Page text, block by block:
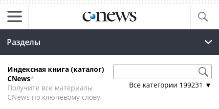
Разделы
Индексная книга (каталог)
CNews*
Получите все материалы
CNews по ключевому слову
Все категории 199231 ▼